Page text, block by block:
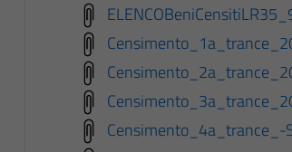
Censimento_4a_trance_-